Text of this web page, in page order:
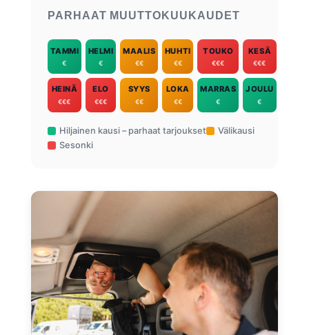
PARHAAT MUUTTOKUUKAUDET
TAMMI
€
HELMI
€
MAALIS
€€
HUHTI
€€
TOUKO
€€€
KESÄ
€€€
HEINÄ
€€€
ELO
€€€
SYYS
€€
LOKA
€€
MARRAS
€
JOULU
€
Hiljainen kausi – parhaat tarjoukset
Välikausi
Sesonki